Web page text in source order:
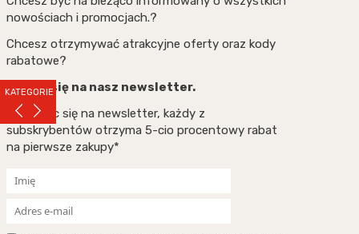
KATEGORIE
nowościach i promocjach.?
Chcesz otrzymywać atrakcyjne oferty oraz kody
rabatowe?
Zapisz się na nasz newsletter.
Zapisując się na newsletter, każdy z
subskrybentów otrzyma 5-cio procentowy rabat
na pierwsze zakupy*